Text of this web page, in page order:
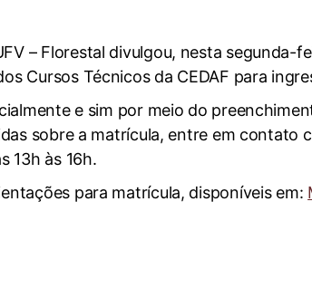
– Florestal divulgou, nesta segunda-
Cursos Técnicos da CEDAF para
e sim por meio do
sobre a matrícula, entre em contato
13h às 16h.
para matrícula, disponíveis em: